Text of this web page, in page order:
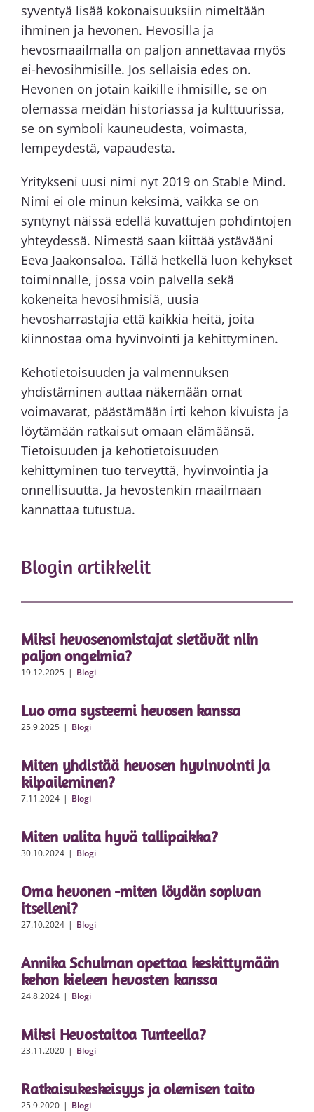
syventyä lisää kokonaisuuksiin nimeltään
ihminen ja hevonen. Hevosilla ja
hevosmaailmalla on paljon annettavaa myös
ei-hevosihmisille. Jos sellaisia edes on.
Hevonen on jotain kaikille ihmisille, se on
olemassa meidän historiassa ja kulttuurissa,
se on symboli kauneudesta, voimasta,
lempeydestä, vapaudesta.
Yritykseni uusi nimi nyt 2019 on Stable Mind.
Nimi ei ole minun keksimä, vaikka se on
syntynyt näissä edellä kuvattujen pohdintojen
yhteydessä. Nimestä saan kiittää ystävääni
Eeva Jaakonsaloa. Tällä hetkellä luon kehykset
toiminnalle, jossa voin palvella sekä
kokeneita hevosihmisiä, uusia
hevosharrastajia että kaikkia heitä, joita
kiinnostaa oma hyvinvointi ja kehittyminen.
Kehotietoisuuden ja valmennuksen
yhdistäminen auttaa näkemään omat
voimavarat, päästämään irti kehon kivuista ja
löytämään ratkaisut omaan elämäänsä.
Tietoisuuden ja kehotietoisuuden
kehittyminen tuo terveyttä, hyvinvointia ja
onnellisuutta. Ja hevostenkin maailmaan
kannattaa tutustua.
Blogin artikkelit
Miksi hevosenomistajat sietävät niin
paljon ongelmia?
19.12.2025 | Blogi
Luo oma systeemi hevosen kanssa
25.9.2025 | Blogi
Miten yhdistää hevosen hyvinvointi ja
kilpaileminen?
7.11.2024 | Blogi
Miten valita hyvä tallipaikka?
30.10.2024 | Blogi
Oma hevonen -miten löydän sopivan
itselleni?
27.10.2024 | Blogi
Annika Schulman opettaa keskittymään
kehon kieleen hevosten kanssa
24.8.2024 | Blogi
Miksi Hevostaitoa Tunteella?
23.11.2020 | Blogi
Ratkaisukeskeisyys ja olemisen taito
25.9.2020 | Blogi